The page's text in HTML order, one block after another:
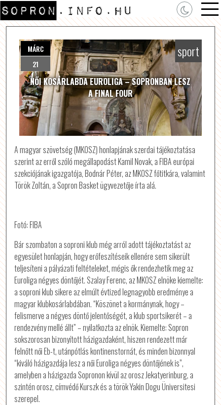
NŐI KOSÁRLABDA EUROLIGA – SOPRONBAN LESZ
A FINAL FOUR
MÁRC
21
sport
A magyar szövetség (MKOSZ) honlapjának szerdai tájékoztatása
szerint az erről szóló megállapodást Kamil Novak, a FIBA európai
szekciójának igazgatója, Bodnár Péter, az MKOSZ főtitkára, valamint
Török Zoltán, a Sopron Basket ügyvezetője írta alá.
Fotó: FIBA
Bár szombaton a soproni klub még arról adott tájékoztatást az
egyesület honlapján, hogy erőfeszítéseik ellenére sem sikerült
teljesíteni a pályázati feltételeket, mégis ők rendezhetik meg az
Euroliga négyes döntőjét. Szalay Ferenc, az MKOSZ elnöke kiemelte:
a soproni klub sikere az elmúlt évtized legnagyobb eredménye a
magyar klubkosárlabdában. “Köszönet a kormánynak, hogy –
felismerve a négyes döntő jelentőségét, a klub sportsikerét – a
rendezvény mellé állt” – nyilatkozta az elnök. Kiemelte: Sopron
sokszorosan bizonyított házigazdaként, hiszen rendezett már
felnőtt női Eb-t, utánpótlás kontinenstornát, és minden bizonnyal
“kiváló házigazdája lesz a női Euroliga négyes döntőjének is”,
amelyben a házigazda Sopronon kívül az orosz Jekatyerinburg, a
szintén orosz, címvédő Kurszk és a török Yakin Dogu Üniversitesi
szerepel.